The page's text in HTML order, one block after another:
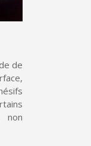
250€ d'achats
de
non